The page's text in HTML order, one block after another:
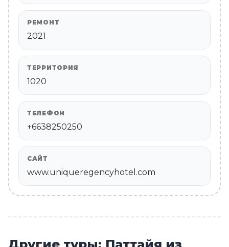
РЕМОНТ
2021
ТЕРРИТОРИЯ
1020
ТЕЛЕФОН
+6638250250
САЙТ
www.uniqueregencyhotel.com
Другие туры: Паттайя из